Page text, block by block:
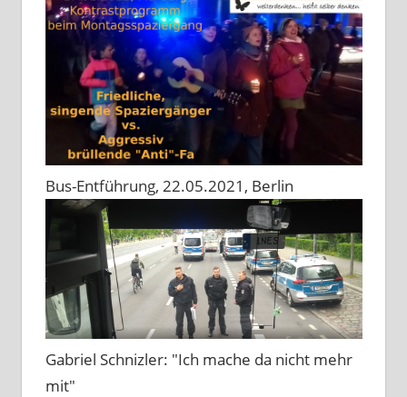
Bus-Entführung, 22.05.2021, Berlin
Gabriel Schnizler: "Ich mache da nicht mehr
mit"